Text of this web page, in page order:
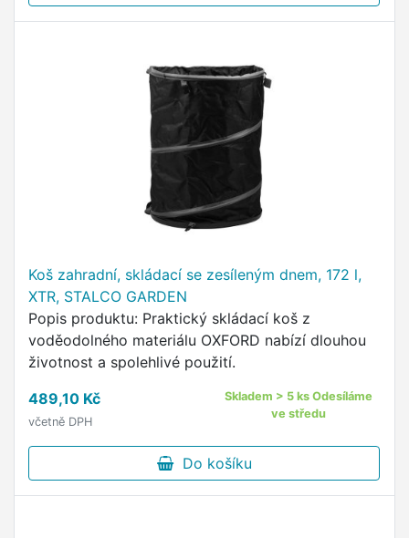
Koš zahradní, skládací se zesíleným dnem, 172 l,
XTR, STALCO GARDEN
Popis produktu: Praktický skládací koš z
voděodolného materiálu OXFORD nabízí dlouhou
životnost a spolehlivé použití.
489,10 Kč
včetně DPH
Skladem > 5 ks Odesíláme
ve středu
Do košíku